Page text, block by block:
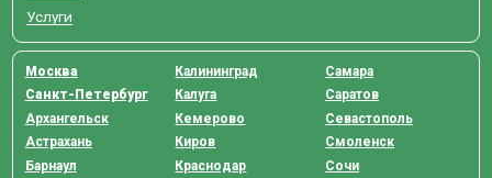
Услуги
Москва
Санкт-Петербург
Архангельск
Астрахань
Барнаул
Калининград
Калуга
Кемерово
Киров
Краснодар
Самара
Саратов
Севастополь
Смоленск
Сочи